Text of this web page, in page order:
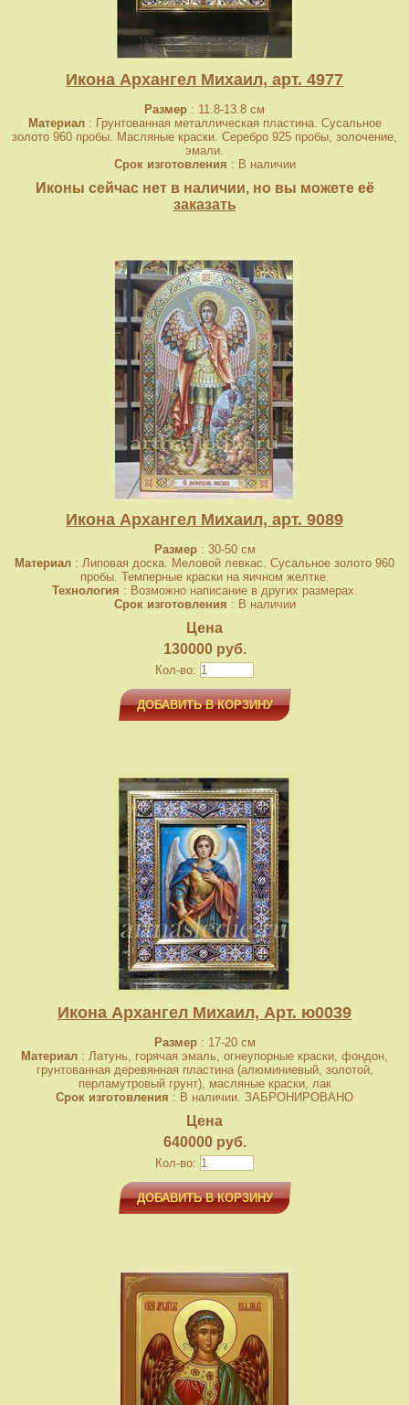
Икона Архангел Михаил, арт. 4977
Размер : 11.8-13.8 см
Материал: Грунтованная металлическая пластина. Сусальное
золото 960 пробы. Масляные краски. Серебро 925 пробы, золочение,
эмали.
Срок изготовления : В наличии
Иконы сейчас нет в наличии, но вы можете её
заказать
Икона Архангел Михаил, арт. 9089
Размер: 30-50 см
Материал : Липовая доска. Меловой левкас. Сусальное золото 960
пробы. Темперные краски на яичном желтке.
Технология : Возможно написание в других размерах.
Срок изготовления : В наличии
Цена
130000 руб.
Кол-во:
ДОБАВИТЬ В КОРЗИНУ
Икона Архангел Михаил, Арт. ю0039
Размер: 17-20 см
Материал : Латунь, горячая эмаль, огнеупорные краски, фондон,
грунтованная деревянная пластина (алюминиевый, золотой,
перламутровый грунт), масляные краски, лак
Срок изготовления : В наличии. ЗАБРОНИРОВАНО
Цена
640000 руб.
Кол-во:
ДОБАВИТЬ В КОРЗИНУ